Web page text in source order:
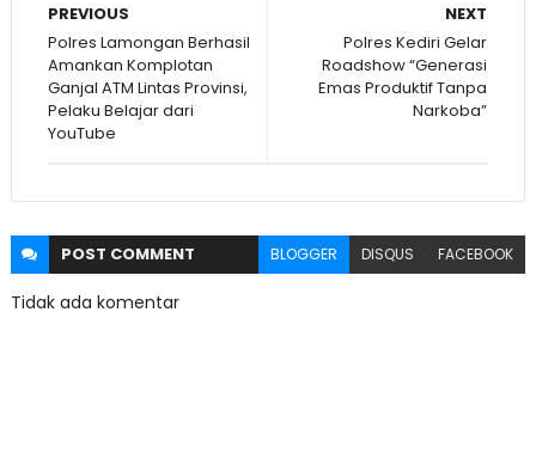
NEXT
Polres Kediri Gelar
Roadshow “Generasi
Emas Produktif Tanpa
Narkoba”
PREVIOUS
Polres Lamongan Berhasil
Amankan Komplotan
Ganjal ATM Lintas Provinsi,
Pelaku Belajar dari
YouTube
POST COMMENT BLOGGER DISQUS FACEBOOK
Tidak ada komentar